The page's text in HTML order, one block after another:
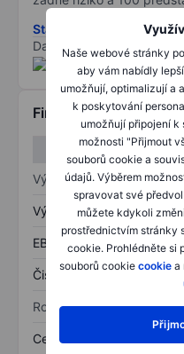
Naše webové stránky
aby vám nabídly
umožňují, optimalizují a
k poskytování
umožňují připojení k
možnosti "Přijmout
souborů cookie a
údajů. Výběrem
spravovat své
můžete kdykoli
prostřednictvím stránky
cookie. Prohlédněte si
souborů cookie cookie a
Stáhněte si metodiku
Data poskytnuta od
Finanční informace
Výkaz zisku a ztráty
Výnos
EBITDA
Čistý příjem
Rozvaha
Celková aktiva